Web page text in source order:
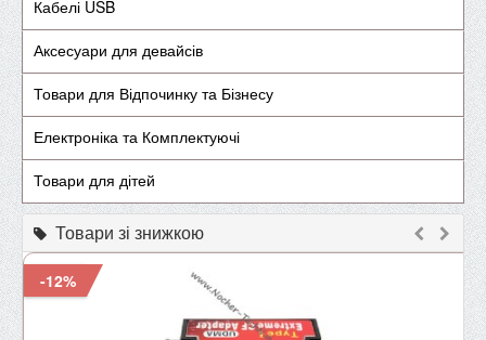
Кабелі USB
Аксесуари для девайсів
Товари для Відпочинку та Бізнесу
Електроніка та Комплектуючі
Товари для дітей
Товари зі знижкою
-12%